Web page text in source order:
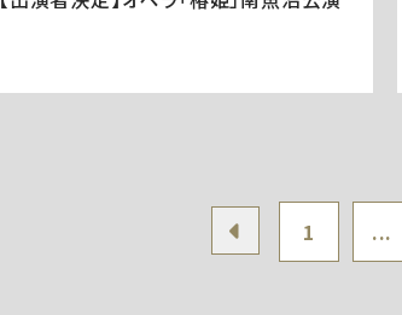
1 ...